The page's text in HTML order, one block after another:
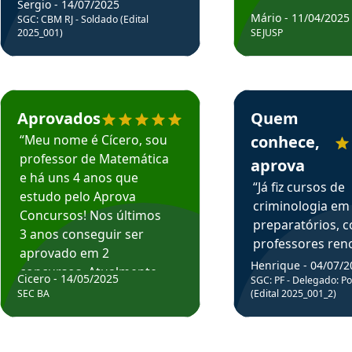
em depoimento
Sergio - 14/07/2025
SGC: CBM RJ - Soldado (Edital
2025_001)
Estudante Cicero recomenda o Aprova Concursos em depoimento
Aprovados
“Meu nome é Cícero, sou
professor de Matemática
e há uns 4 anos que
estudo pelo Aprova
Concursos! Nos últimos
3 anos conseguir ser
aprovado em 2
concursos. Atualmente,
estou atuando como
Cicero - 14/05/2025
SEC BA
Mário - 11/04/2025
SEJUSP
Estudante Henrique
Quem
conhece,
aprova
“Já fiz cursos de
criminologia em
preparatórios,
professores
fiz curso em pós
graduação.
Professor do
sem dúvida, o
Henrique - 04/07/
SGC: PF - Delegado:
(Edital 2025_001_2)